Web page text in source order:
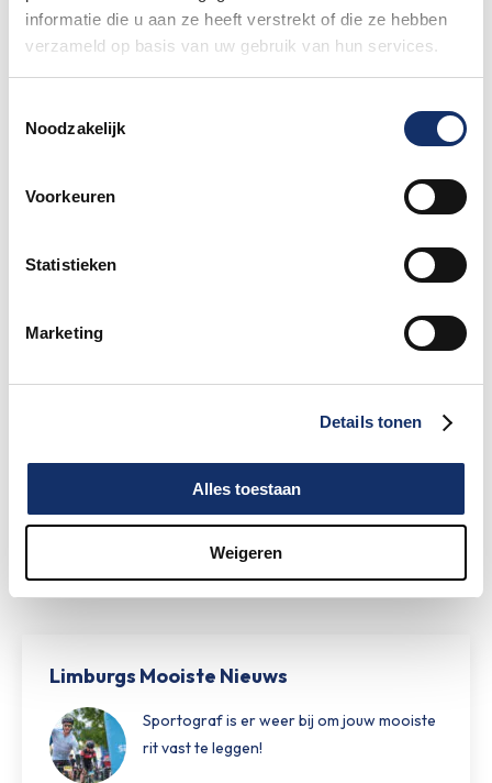
informatie die u aan ze heeft verstrekt of die ze hebben
verzameld op basis van uw gebruik van hun services.
Noodzakelijk
Voorkeuren
Statistieken
Marketing
Details tonen
Alles toestaan
Weigeren
Hoe bereid je je voor op warm fietsweer?
weersomstandigheden op de route
Daginschrijvingen Obvion Limburgs
festivalterrein
27 mei 2026
Limburgs Mooiste Nieuws
Sportograf is er weer bij om jouw mooiste
rit vast te leggen!